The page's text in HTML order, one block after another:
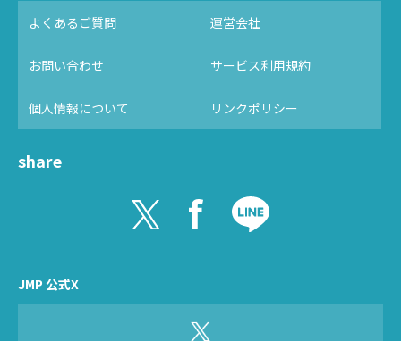
よくあるご質問 運営会社
お問い合わせ サービス利用規約
個人情報について リンクポリシー
share
JMP 公式X